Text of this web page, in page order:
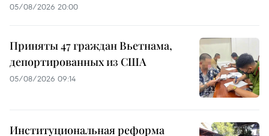
05/08/2026 20:00
Приняты 47 граждан Вьетнама,
депортированных из США
05/08/2026 09:14
Институциональная реформа